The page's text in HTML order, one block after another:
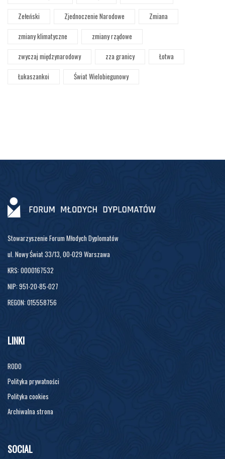
Zełeński
Zjednoczenie Narodowe
Zmiana
zmiany klimatyczne
zmiany rządowe
zwyczaj międzynarodowy
zza granicy
Łotwa
Łukaszankoi
Świat Wielobiegunowy
Stowarzyszenie Forum Młodych Dyplomatów
ul. Nowy Świat 33/13, 00-029 Warszawa
KRS: 0000167532
NIP: 951-20-85-027
REGON: 015558756
LINKI
RODO
Polityka prywatności
Polityka cookies
Archiwalna strona
SOCIAL